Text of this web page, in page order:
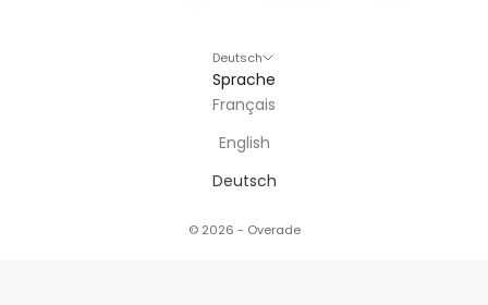
Deutsch
Sprache
Français
English
Deutsch
© 2026 - Overade